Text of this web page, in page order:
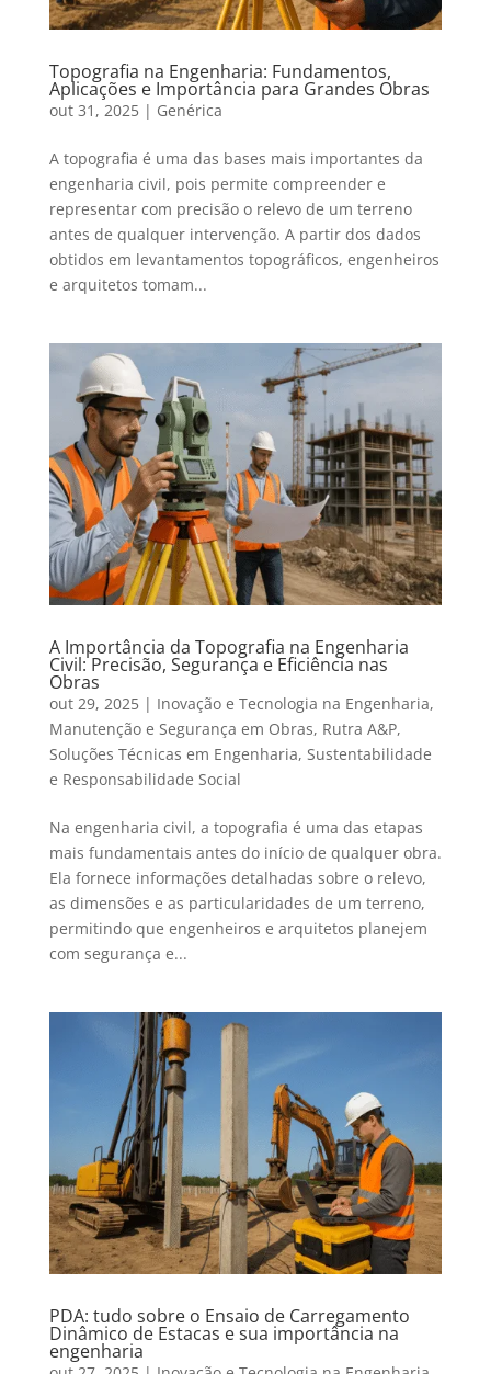
Topografia na Engenharia: Fundamentos,
Aplicações e Importância para Grandes Obras
out 31, 2025| Genérica
A topografia é uma das bases mais importantes da
engenharia civil, pois permite compreender e
representar com precisão o relevo de um terreno
antes de qualquer intervenção. A partir dos dados
obtidos em levantamentos topográficos, engenheiros
e arquitetos tomam...
A Importância da Topografia na Engenharia
Civil: Precisão, Segurança e Eficiência nas
Obras
out 29, 2025| Inovação e Tecnologia na Engenharia,
Manutenção e Segurança em Obras, Rutra A&P,
Soluções Técnicas em Engenharia, Sustentabilidade
e Responsabilidade Social
Na engenharia civil, a topografia é uma das etapas
mais fundamentais antes do início de qualquer obra.
Ela fornece informações detalhadas sobre o relevo,
as dimensões e as particularidades de um terreno,
permitindo que engenheiros e arquitetos planejem
com segurança e...
PDA: tudo sobre o Ensaio de Carregamento
Dinâmico de Estacas e sua importância na
engenharia